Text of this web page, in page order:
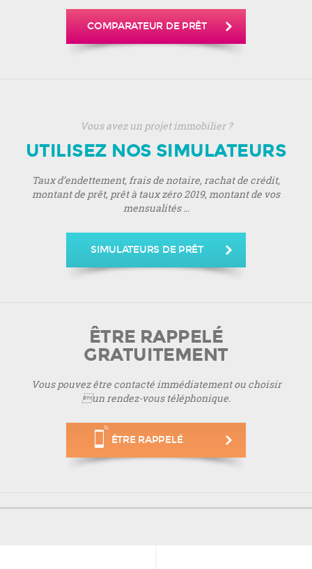
COMPARATEUR DE PRÊT
Vous avez un projet immobilier ?
UTILISEZ NOS SIMULATEURS
Taux d’endettement, frais de notaire, rachat de crédit,
montant de prêt, prêt à taux zéro 2019, montant de vos
mensualités ...
SIMULATEURS DE PRÊT
ÊTRE RAPPELÉ
GRATUITEMENT
Vous pouvez être contacté immédiatement ou choisir
un rendez-vous téléphonique.
ÊTRE RAPPELÉ